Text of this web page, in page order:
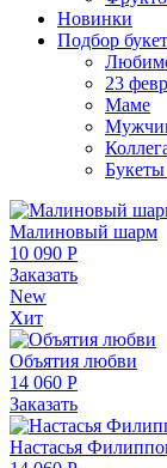
Новинки
Подбор
23
Маме
Букеты
Малиновый шарм
10 090 Р
Заказать
New
Хит
Объятия любви
14 060 Р
Заказать
Настасья